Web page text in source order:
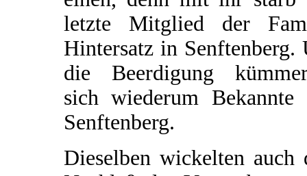
letzte Mitglied der
Hintersatz in Senftenberg.
die Beerdigung
sich wiederum Bekannte
Senftenberg.
Dieselben wickelten auch